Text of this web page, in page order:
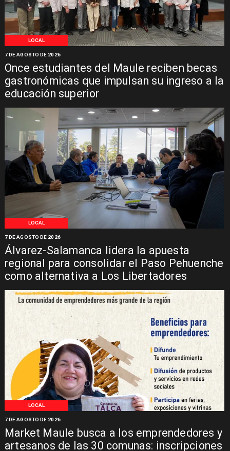
LOCAL
Once estudiantes del Maule reciben becas
gastronómicas que impulsan su ingreso a la
educación superior
7 DE AGOSTO DE 2026
LOCAL
Álvarez-Salamanca lidera la apuesta
regional para consolidar el Paso Pehuenche
como alternativa a Los Libertadores
7 DE AGOSTO DE 2026
LOCAL
Market Maule busca a los emprendedores y
artesanos de las 30 comunas: inscripciones
7 DE AGOSTO DE 2026